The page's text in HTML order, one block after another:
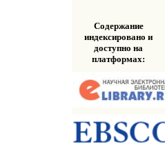
Содержание
индексировано и
доступно на
платформах: